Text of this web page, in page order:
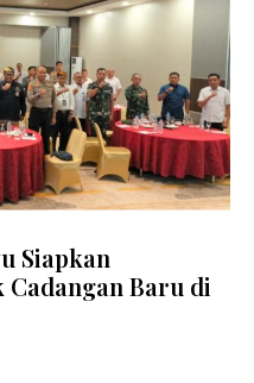
Siapkan
Baru di